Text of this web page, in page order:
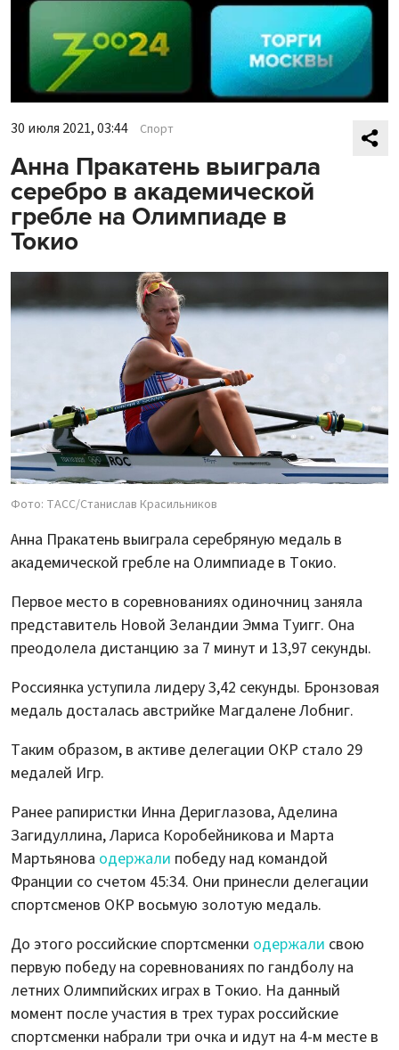
30 июля 2021, 03:44 Спорт
Анна Пракатень выиграла
серебро в академической
гребле на Олимпиаде в
Токио
Фото: ТАСС/Станислав Красильников
Анна Пракатень выиграла серебряную медаль в
академической гребле на Олимпиаде в Токио.
Первое место в соревнованиях одиночниц заняла
представитель Новой Зеландии Эмма Туигг. Она
преодолела дистанцию за 7 минут и 13,97 секунды.
Россиянка уступила лидеру 3,42 секунды. Бронзовая
медаль досталась австрийке Магдалене Лобниг.
Таким образом, в активе делегации ОКР стало 29
медалей Игр.
Ранее рапиристки Инна Дериглазова, Аделина
Загидуллина, Лариса Коробейникова и Марта
Мартьянова одержали победу над командой
Франции со счетом 45:34. Они принесли делегации
спортсменов ОКР восьмую золотую медаль.
До этого российские спортсменки одержали свою
первую победу на соревнованиях по гандболу на
летних Олимпийских играх в Токио. На данный
момент после участия в трех турах российские
спортсменки набрали три очка и идут на 4-м месте в